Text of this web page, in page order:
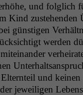
und fol­glich
Kind zuste­hen­den
gün­sti­gen
wer­den
und
jew­eili­gen